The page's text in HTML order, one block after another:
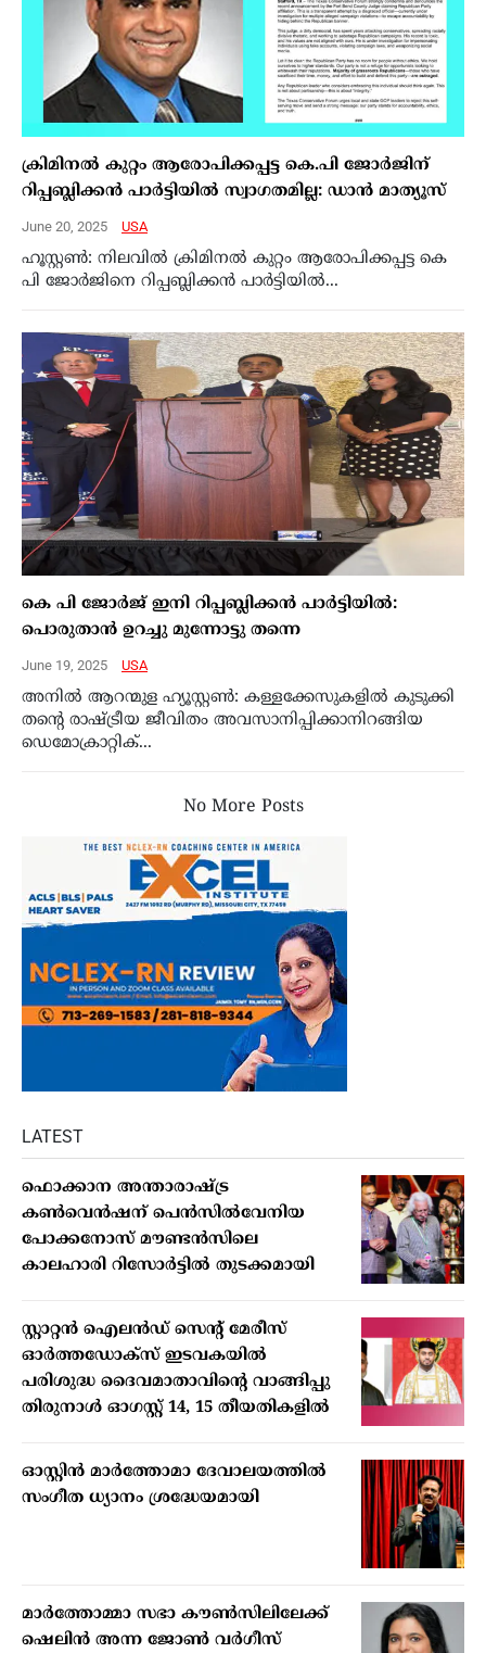
ക്രിമിനല്‍ കുറ്റം ആരോപിക്കപ്പട്ട കെ.പി ജോര്‍ജിന്
റിപ്പബ്ലിക്കന്‍ പാര്‍ട്ടിയില്‍ സ്വാഗതമില്ല: ഡാന്‍ മാത്യൂസ്‌
June 20, 2025 USA
ഹൂസ്റ്റണ്‍: നിലവില്‍ ക്രിമിനല്‍ കുറ്റം ആരോപിക്കപ്പട്ട കെ
പി ജോര്‍ജിനെ റിപ്പബ്ലിക്കന്‍ പാര്‍ട്ടിയില്‍...
കെ പി ജോർജ് ഇനി റിപ്പബ്ലിക്കൻ പാർട്ടിയിൽ:
പൊരുതാൻ ഉറച്ചു മുന്നോട്ടു തന്നെ
June 19, 2025 USA
അനിൽ ആറന്മുള ഹ്യൂസ്റ്റൺ: കള്ളക്കേസുകളിൽ കുടുക്കി
തന്റെ രാഷ്ട്രീയ ജീവിതം അവസാനിപ്പിക്കാനിറങ്ങിയ
ഡെമോക്രാറ്റിക്‌...
No More Posts
LATEST
ഫൊക്കാന അന്താരാഷ്ട്ര
കൺവെൻഷന് പെൻസിൽവേനിയ
പോക്കനോസ് മൗണ്ടൻസിലെ
കാലഹാരി റിസോർട്ടിൽ തുടക്കമായി
സ്റ്റാറ്റന്‍ ഐലന്‍ഡ് സെന്റ് മേരീസ്
ഓര്‍ത്തഡോക്‌സ് ഇടവകയില്‍
പരിശുദ്ധ ദൈവമാതാവിന്റെ വാങ്ങിപ്പു
തിരുനാള്‍ ഓഗസ്റ്റ് 14, 15 തീയതികളില്‍
ഓസ്റ്റിൻ മാർത്തോമാ ദേവാലയത്തിൽ
സംഗീത ധ്യാനം ശ്രദ്ധേയമായി
മാര്‍ത്തോമ്മാ സഭാ കൗണ്‍സിലിലേക്ക്
ഷെലിന്‍ അന്ന ജോണ്‍ വര്‍ഗീസ്